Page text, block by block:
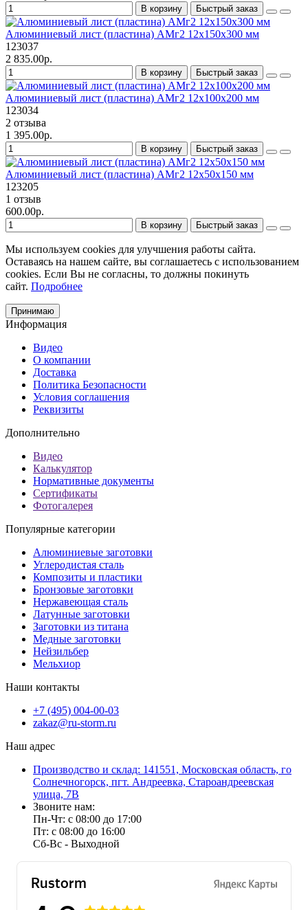
В корзину Быстрый заказ
Алюминиевый лист (пластина) АМг2 12х150х300 мм
123037
2 835.00р.
В корзину Быстрый заказ
Алюминиевый лист (пластина) АМг2 12х100х200 мм
123034
2 отзыва
1 395.00р.
В корзину Быстрый заказ
Алюминиевый лист (пластина) АМг2 12х50х150 мм
123205
1 отзыв
600.00р.
В корзину Быстрый заказ
Мы используем cookies для улучшения работы сайта.
Оставаясь на нашем сайте, вы соглашаетесь с использованием
cookies. Если Вы не согласны, то должны покинуть
сайт. Подробнее
Принимаю
Информация
Видео
О компании
Доставка
Политика Безопасности
Условия соглашения
Реквизиты
Дополнительно
Видео
Калькулятор
Нормативные документы
Сертификаты
Фотогалерея
Популярные категории
Алюминиевые заготовки
Углеродистая сталь
Композиты и пластики
Бронзовые заготовки
Нержавеющая сталь
Латунные заготовки
Заготовки из титана
Медные заготовки
Нейзильбер
Мельхиор
Наши контакты
+7 (495) 004-00-03
zakaz@ru-storm.ru
Наш адрес
Производство и склад: 141551, Московская область, го
Солнечногорск, пгт. Андреевка, Староандреевская
улица, 7В
Звоните нам:
Пн-Чт: с 08:00 до 17:00
Пт: с 08:00 до 16:00
Сб-Вс - Выходной